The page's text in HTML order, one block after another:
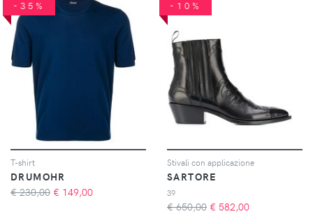
-35%
T-shirt
DRUMOHR
€ 230,00 € 149,00
-10%
Stivali con applicazione
SARTORE
39
€ 650,00 € 582,00